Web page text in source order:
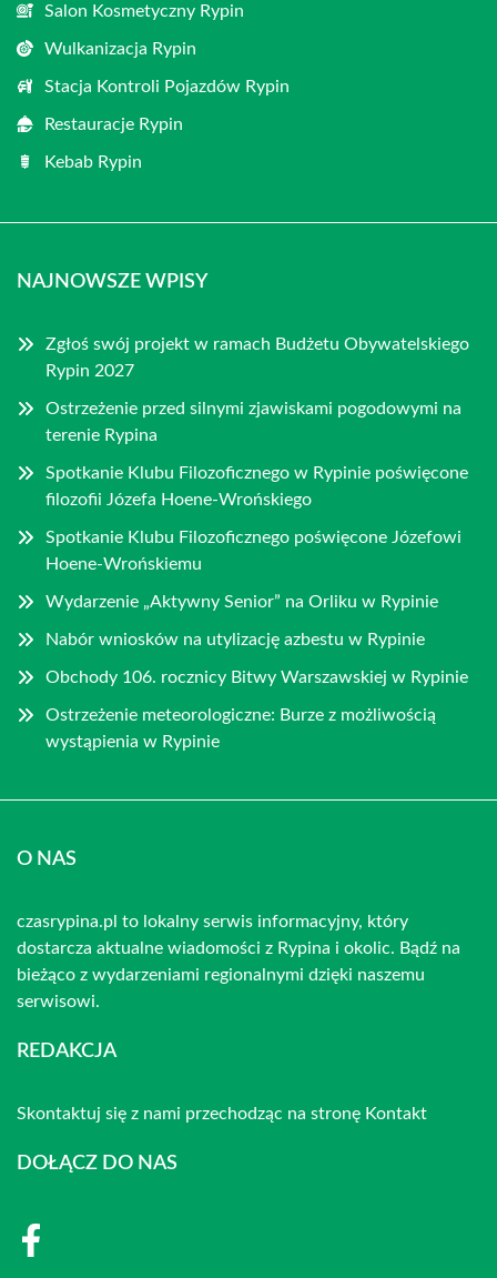
Salon Kosmetyczny Rypin
Wulkanizacja Rypin
Stacja Kontroli Pojazdów Rypin
Restauracje Rypin
Kebab Rypin
NAJNOWSZE WPISY
Zgłoś swój projekt w ramach Budżetu Obywatelskiego
Rypin 2027
Ostrzeżenie przed silnymi zjawiskami pogodowymi na
terenie Rypina
Spotkanie Klubu Filozoficznego w Rypinie poświęcone
filozofii Józefa Hoene-Wrońskiego
Spotkanie Klubu Filozoficznego poświęcone Józefowi
Hoene-Wrońskiemu
Wydarzenie „Aktywny Senior” na Orliku w Rypinie
Nabór wniosków na utylizację azbestu w Rypinie
Obchody 106. rocznicy Bitwy Warszawskiej w Rypinie
Ostrzeżenie meteorologiczne: Burze z możliwością
wystąpienia w Rypinie
O NAS
czasrypina.pl to lokalny serwis informacyjny, który
dostarcza aktualne wiadomości z Rypina i okolic. Bądź na
bieżąco z wydarzeniami regionalnymi dzięki naszemu
serwisowi.
REDAKCJA
Skontaktuj się z nami przechodząc na stronę Kontakt
DOŁĄCZ DO NAS